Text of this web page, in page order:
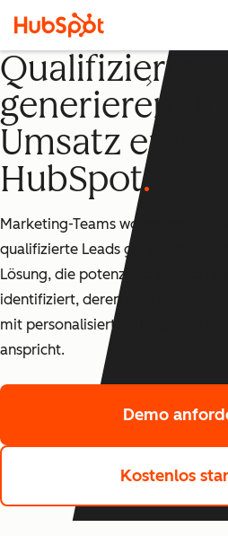
Qualifizierte
generieren
Umsatz
HubSpot
Marketing-Teams wollen mehr
qualifizierte Leads generieren.
Lösung, die potenzielle Kunden
identifiziert, deren
mit personalisierten Inhalten zum
anspricht.
Demo
Kostenlos